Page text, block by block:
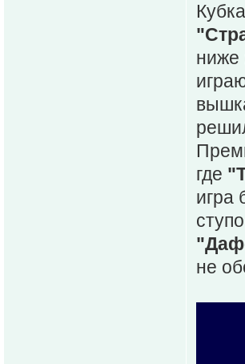
ниже
где
игра
не